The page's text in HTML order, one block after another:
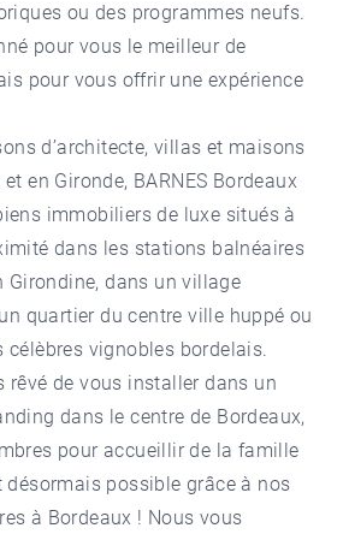
ou des programmes neufs.
pour vous le meilleur de
pour vous offrir une expérience
d’architecte, villas et maisons
en Gironde, BARNES Bordeaux
immobiliers de luxe situés à
dans les stations balnéaires
Girondine, dans un village
quartier du centre ville huppé ou
célèbres vignobles bordelais.
rêvé de vous installer dans un
dans le centre de Bordeaux,
pour accueillir de la famille
désormais possible grâce à nos
à Bordeaux ! Nous vous